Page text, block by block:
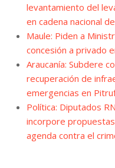
levantamiento del
en cadena nacional
Maule: Piden a
concesión a privado
Araucanía: Subdere
recuperación de
emergencias en
Política: Diputados
incorpore
agenda contra el